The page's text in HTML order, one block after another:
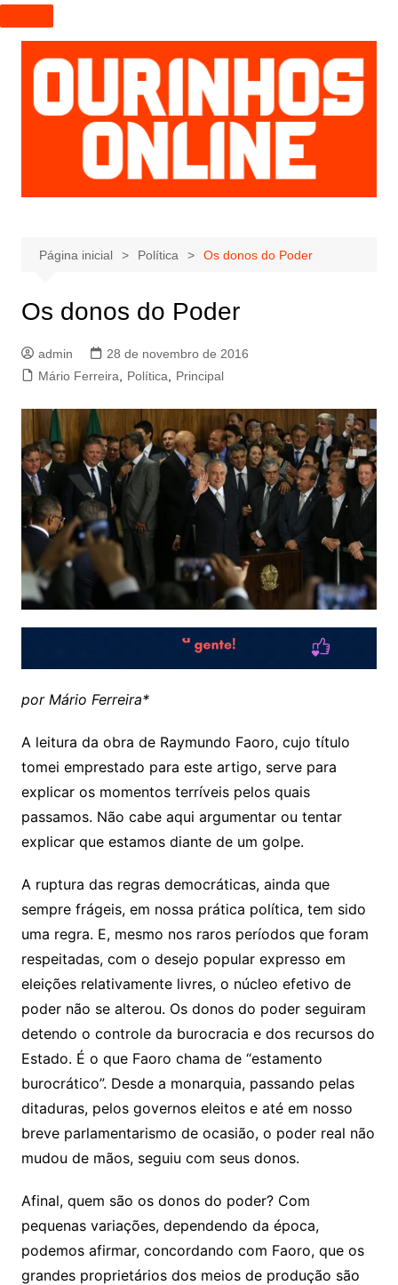
I
r
p
a
r
a
e
Página inicial Política Os donos do Poder
Os donos do Poder
admin
28 de novembro de 2016
Mário Ferreira
Política Principal
por Mário Ferreira*
A leitura da obra de Raymundo Faoro, cujo título
tomei emprestado para este artigo, serve para
explicar os momentos terríveis pelos quais
passamos. Não cabe aqui argumentar ou tentar
explicar que estamos diante de um golpe.
A ruptura das regras democráticas, ainda que
sempre frágeis, em nossa prática política, tem sido
uma regra. E, mesmo nos raros períodos que foram
respeitadas, com o desejo popular expresso em
eleições relativamente livres, o núcleo efetivo de
poder não se alterou. Os donos do poder seguiram
detendo o controle da burocracia e dos recursos do
Estado. É o que Faoro chama de “estamento
burocrático”. Desde a monarquia, passando pelas
ditaduras, pelos governos eleitos e até em nosso
breve parlamentarismo de ocasião, o poder real não
mudou de mãos, seguiu com seus donos.
Afinal, quem são os donos do poder? Com
pequenas variações, dependendo da época,
podemos afirmar, concordando com Faoro, que os
grandes proprietários dos meios de produção são